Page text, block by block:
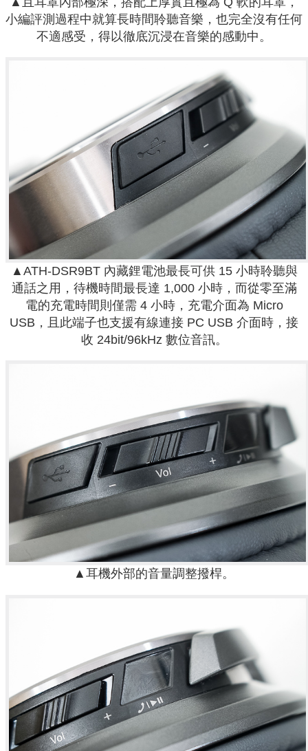
小編評測過程中就算長時間聆聽音樂，也完全沒有任何
不適感受，得以徹底沉浸在音樂的感動中。
▲ATH-DSR9BT 內藏鋰電池最長可供 15 小時聆聽與
通話之用，待機時間最長達 1,000 小時，而從零至滿
電的充電時間則僅需 4 小時，充電介面為 Micro
USB，且此端子也支援有線連接 PC USB 介面時，接
收 24bit/96kHz 數位音訊。
▲耳機外部的音量調整撥桿。